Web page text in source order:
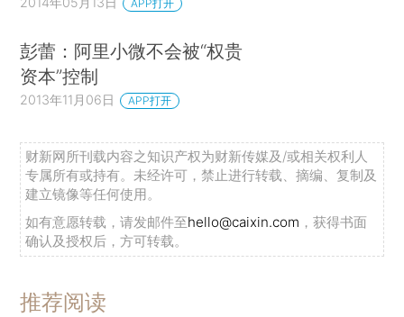
APP打开
彭蕾：阿里小微不会被“权贵
资本”控制
2013年11月06日 APP打开
财新网所刊载内容之知识产权为财新传媒及/或相关权利人
专属所有或持有。未经许可，禁止进行转载、摘编、复制及
建立镜像等任何使用。
如有意愿转载，请发邮件至hello@caixin.com ，获得书面
确认及授权后，方可转载。
推荐阅读